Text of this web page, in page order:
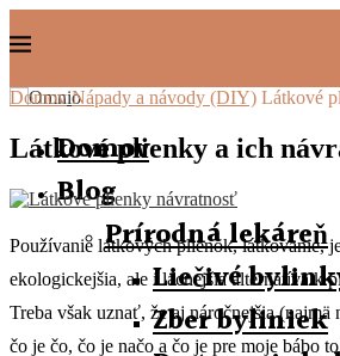
Domov
Blog
Prírodná lekáreň
Liečivé
Zber byliniek
Domov Nápady a návody (DIY) Látkové
Látkové plienky a ich
Používanie látkových plienok, látkovanie,
ekologickejšia, ale i lacnejšia alternatíva k
Treba však uznať, že aj náročnejšia (najmä
čo je čo, čo je načo a čo je pre moje bábo